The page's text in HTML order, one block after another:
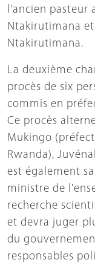
l'ancien pasteur
Ntakirutimana et
Ntakirutimana.
La deuxième
procès de six
commis en
Ce procès
Mukingo
Rwanda),
est également
ministre de
recherche
et devra juger
du
responsables